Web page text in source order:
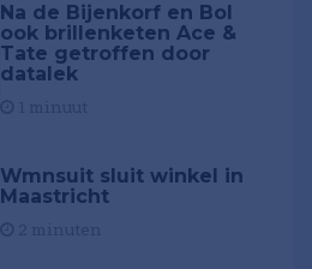
Na de Bijenkorf en Bol
ook brillenketen Ace &
Tate getroffen door
datalek
Wmnsuit sluit winkel in
Maastricht